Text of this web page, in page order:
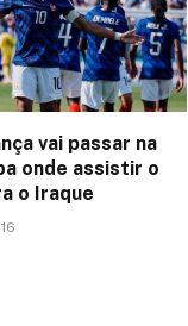
vai passar na
onde assistir o
o Iraque